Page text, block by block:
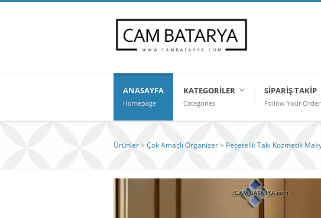
ANASAYFA
Homepage
KATEGORILER
Categories
SIPARIŞ TAKIP
Follow Your Order
Ürünler> Çok Amaçlı Organizer> Peçetelik Takı Kozmetik